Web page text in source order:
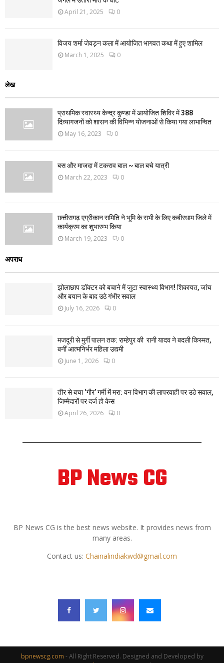
April 21, 2025 0
विजय शर्मा जेवड़न कला में आयोजित भागवत कथा में हुए शामिल
March 1, 2025 0
लेख
प्राथमिक स्वास्थ्य केन्द्र कुण्डा में आयोजित शिविर में 388
दिव्यागजनों को शासन की विभिन्न योजनाओं से किया गया लाभान्वित
May 16, 2023 0
बस और माजदा में टकराव बाल ~ बाल बचे यात्री
March 22, 2023 0
छत्तीसगढ़ एग्रीकान समिति ने भूमि के सभी के लिए कबीरधाम जिले में
कार्यक्रम का शुभारम्भ किया
March 19, 2023 0
अपराध
झोलाछाप डॉक्टर को बचाने में जुटा स्वास्थ्य विभाग! शिकायत, जांच
और बयान के बाद उठे गंभीर सवाल
July 16, 2026 0
मजदूरी से मुर्गी पालन तक: राम्हेपुर की रानी यादव ने बदली किस्मत,
बनीं आत्मनिर्भर महिला उद्यमी
June 1, 2026 0
तीर से बचा ‘गौर’ गर्मी में मरा: वन विभाग की लापरवाही पर उठे सवाल,
जिम्मेदारों पर दर्ज हो केस
April 26, 2026 0
BP News CG
BP News CG is the best news website. It provides news from
many areas.
Contact us: Chainalindiakwd@gmail.com
bpnewscg.com - All Right Reserved. Designed and Developed by